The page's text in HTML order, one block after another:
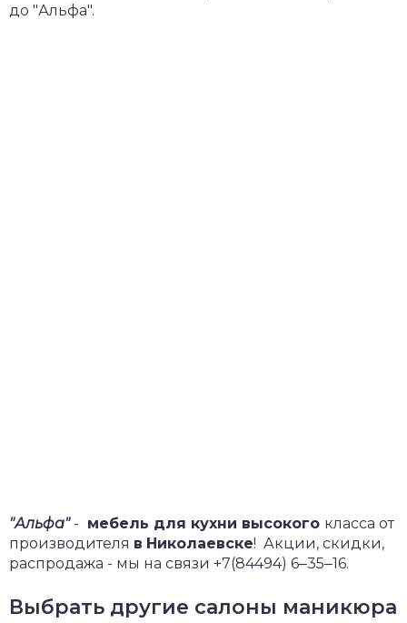
до "Альфа".
"Альфа"- мебель для кухни высокого класса от
производителя в Николаевске! Акции, скидки,
распродажа - мы на связи +7(84494) 6‒35‒16.
Выбрать другие салоны маникюра